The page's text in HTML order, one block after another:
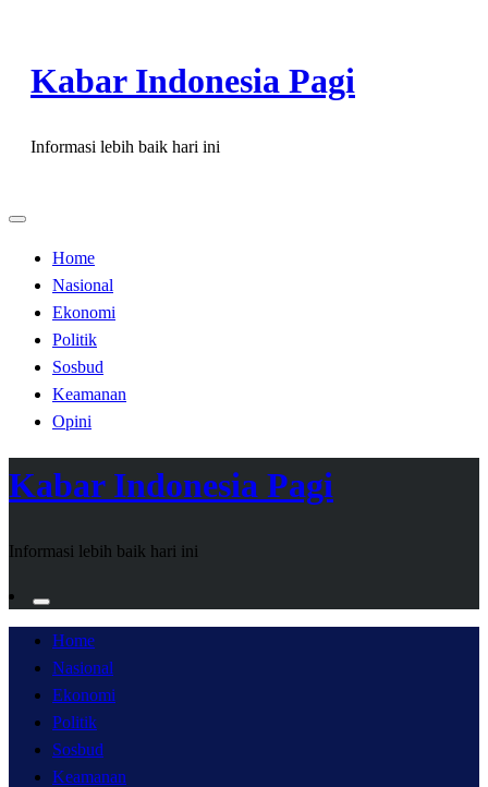
content
Kabar Indonesia Pagi
Informasi lebih baik hari ini
Home
Nasional
Ekonomi
Politik
Sosbud
Keamanan
Opini
Kabar Indonesia Pagi
Informasi lebih baik hari ini
Home
Nasional
Ekonomi
Politik
Sosbud
Keamanan